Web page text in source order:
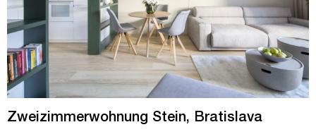
Zweizimmerwohnung Stein, Bratislava